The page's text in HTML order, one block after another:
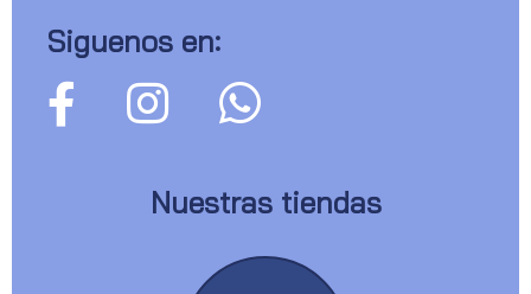
Siguenos en:
Nuestras tiendas